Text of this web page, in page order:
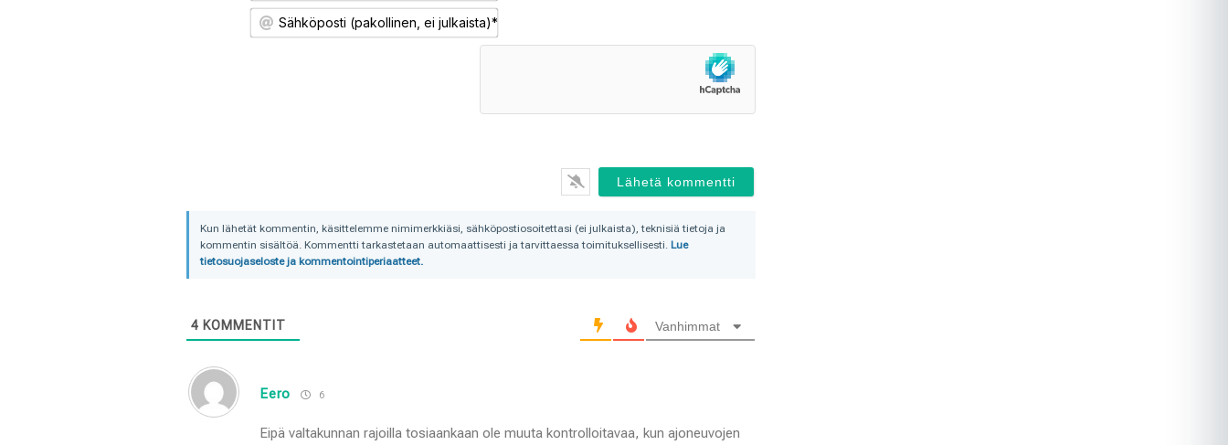
Sähköposti
(pakollinen,
Kun lähetät kommentin, käsittelemme nimimerkkiäsi, sähköpostiosoitettasi (ei julkaista), teknisiä tietoja ja
kommentin sisältöä. Kommentti tarkastetaan automaattisesti ja tarvittaessa toimituksellisesti.Lue
tietosuojaseloste ja kommentointiperiaatteet.
4 KOMMENTIT Vanhimmat
Eero 6
Eipä valtakunnan rajoilla tosiaankaan ole muuta kontrolloitavaa, kun ajoneuvojen